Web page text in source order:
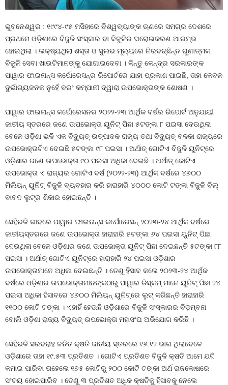
ଭୁବନେଶ୍ୱର : ୧୯୯୪-୯୫ ମସିହାରେ ବିଶ୍ୱବ୍ୟାଙ୍କ ଋଣରେ ସମଗ୍ର ଦେଶରେ
ପ୍ରଥମେ ଓଡ଼ିଶାରେ ବିଜୁଳି ସଂସ୍କାର ବା ବିଜୁଳିର ଘରୋଇକରଣ ଆରମ୍ଭ
ହୋଇଥିଲା । ଲକ୍ଷ୍ୟଥିଲା ଶସ୍ତା ଓ ସୁଲଭ ମୂଲ୍ୟରେ ନିରବଚ୍ଛିନ୍ନ ଗୁଣାତ୍ମକ
ବିଜୁଳି ସେବା ଖାଉଟିମାନଙ୍କୁ ଯୋଗାଇଦେବା । କିନ୍ତୁ କେନ୍ଦ୍ର ସରକାରଙ୍କ
ପାୱାର ଫାଇନାନ୍ସ କର୍ପୋରେସନ୍‌ର ରିପୋର୍ଟରେ ଯାହା ପ୍ରକାଶ ପାଇଛି, ତାହା କେବଳ
ଦୁର୍ଭାଗ୍ୟଜନକ ନୁହେଁ ବରଂ କମ୍ପାନୀ ଦ୍ୱାରା ଉପଭୋକ୍ତାଙ୍କ ଶୋଷଣ ।
ପାୱାର ଫାଇନାନ୍ସ କର୍ପୋରେସନର ୨୦୨୨-୨୩ ଆର୍ଥିକ ବର୍ଷର ରିପୋର୍ଟ ଅନୁଯାୟୀ
ଜାତୀୟ ସ୍ତରରେ ଜଣେ ଉପଭୋକ୍ତା ୟୁନିଟ୍ ପିଛା ୫ଟଙ୍କା ୮ ପଇସା ଦେଉଥିଲା
ବେଳେ ଓଡ଼ିଶା ଭଳି ଏକ ବିଦ୍ୟୁତ୍ ଉତ୍ପାଦକ ରାଜ୍ୟ ତଥା ବିଦ୍ୟୁତ୍ ବଳକା ରାଜ୍ୟରେ
ଉପଭୋକ୍ତାଟିଏ ଦେଇଛି ୫ଟଙ୍କା ୯୮ ପଇସା । ଅର୍ଥାତ୍ ଗୋଟିଏ ବିଜୁଳି ୟୁନିଟ୍‌ରେ
ଓଡ଼ିଶାର ଜଣେ ଉପଭୋକ୍ତା ୯୦ ପଇସା ଅଧିକା ଦେଇଛି । ଅର୍ଥାତ୍ କୋଟିଏ
ଉପଭୋକ୍ତା ଏ ରାଜ୍ୟର ଗୋଟିଏ ବର୍ଷ (୨୦୨୨-୨୩) ଆର୍ଥିକ ବର୍ଷରେ ୪୬୦୦
ମିଲିୟନ୍ ୟୁନିଟ୍ ବିଜୁଳି ବ୍ୟବହାର କରି ହାରାହାରି ୪୦୦୦ କୋଟି ଟଙ୍କା ବିଜୁଳି ବିଲ୍
ବାବଦ ଲୁଟ୍‌ର ଶିକାର ହୋଇଛନ୍ତି ।
ସେହିଭଳି ଭାବରେ ପାୱାର ଫାଇନାନ୍ସ କର୍ପୋରେସନ୍ ୨୦୨୩-୨୪ ଆର୍ଥିକ ବର୍ଷରେ
ଜାତୀୟସ୍ତରରେ ଜଣେ ଉପଭୋକ୍ତା ହାରାହାରି ୫ଟଙ୍କା ୬୪ ପଇସା ୟୁନିଟ୍ ପିଛା
ଦେଉଥିଲା ବେଳେ ଓଡ଼ିଶାର ଜଣେ ଉପଭୋକ୍ତା ୟୁନିଟ୍ ପିଛା ଦେଇଛନ୍ତି ୫ଟଙ୍କା ୮୮
ପଇସା । ଅର୍ଥାତ୍ ଗୋଟିଏ ୟୁନିଟ୍‌ରେ ହାରାହାରି ୨୪ ପଇସା ଓଡ଼ିଶାର
ଉପଭୋକ୍ତାମାନେ ଅଧିକା ଦେଇଛନ୍ତି । ତେଣୁ ହିସାବ କଲେ ୨୦୨୩-୨୪ ଆର୍ଥିକ
ବର୍ଷରେ ଓଡ଼ିଶାର ଉପଭୋକ୍ତାମାନଙ୍କଠାରୁ ପାୱାର ଡିସ୍‌କମ୍ ମାନେ ୟୁନିଟ୍ ପିଛା ୨୪
ପଇସା ଅଧିକା ହିସାବରେ ୪୬୦୦ ମିଲିୟନ୍ ୟୁନିଟ୍‌ରେ ଲୁଟ୍ କରିଛନ୍ତି ହାରାହାରି
୧୧୦୦ କୋଟି ଟଙ୍କା । ଏହାହିଁ ହେଉଛି ଓଡ଼ିଶାରେ ବିଜୁଳି ସଂସ୍କାରର ବିଡ଼ମ୍ବନା
ବୋଲି ଓଡ଼ିଶା ରାଜ୍ୟ ବିଦ୍ୟୁତ୍ ଉପଭୋକ୍ତା ମହାସଂଘ ଅଭିଯୋଗ କରିଛି ।
ସେହିଭଳି ସରବରାହ ଜନିତ କ୍ଷତି ଜାତୀୟ ସ୍ତରରେ ୧୬.୧୨ ଭାଗ ଥିଲାବେଳେ
ଓଡ଼ିଶାରେ ତାହା ୧୯.୫୩ ପ୍ରତିଶତ । ଗୋଟିଏ ପ୍ରତିଶତ ବିଜୁଳି କ୍ଷତି ଆମେ ଯଦି
କମାଇ ପାରିବା ତାହେଲେ ୧୭୫ କୋଟିରୁ ୨୦୦ କୋଟି ଟଙ୍କା ଅର୍ଥ ରାଜକୋଷରେ
ସଂଚୟ ହୋଇପାରିବ । ତେଣୁ ୩ ପ୍ରତିଶତ ଅଧିକ କ୍ଷତିକୁ ହିସାବକୁ ନେଲେ